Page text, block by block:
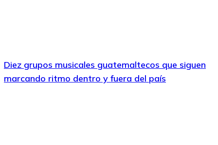
Diez grupos musicales guatemaltecos que siguen
marcando ritmo dentro y fuera del país